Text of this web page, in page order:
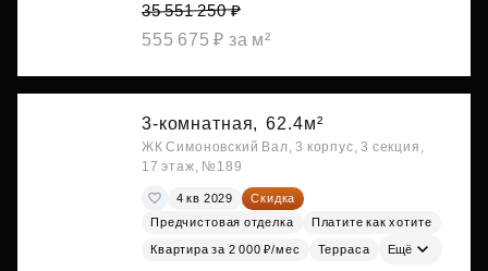
35 551 250 ₽
555 675 ₽ за м²
3-комнатная, 62.4м²
ЖК Симоновский Вал, 3 корпус, 3 секция,
17 этаж, №189
4 кв 2029
Скидка
Предчистовая отделка
Платите как хотите
Квартира за 2 000 ₽/мес Терраса Ещё